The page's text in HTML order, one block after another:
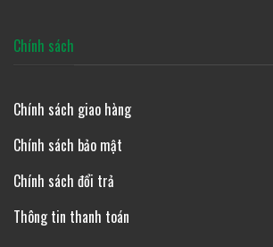
Chính sách
Chính sách giao hàng
Chính sách bảo mật
Chính sách đổi trả
Thông tin thanh toán